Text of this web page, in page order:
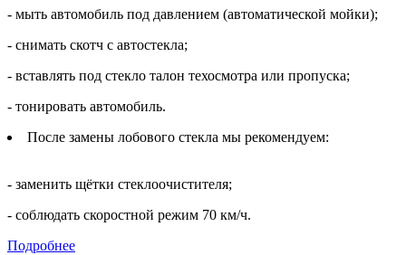
- мыть автомобиль под давлением (автоматической мойки);
- снимать скотч с автостекла;
- вставлять под стекло талон техосмотра или пропуска;
- тонировать автомобиль.
После замены лобового стекла мы рекомендуем:
- заменить щётки стеклоочистителя;
- соблюдать скоростной режим 70 км/ч.
Подробнее